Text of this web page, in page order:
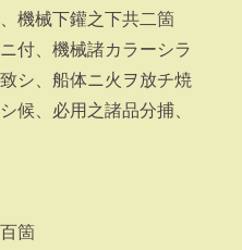
機械下鑵之下共二箇
付、機械諸カラーシラ
シ、船体ニ火ヲ放チ焼
候、必用之諸品分捕、
箇